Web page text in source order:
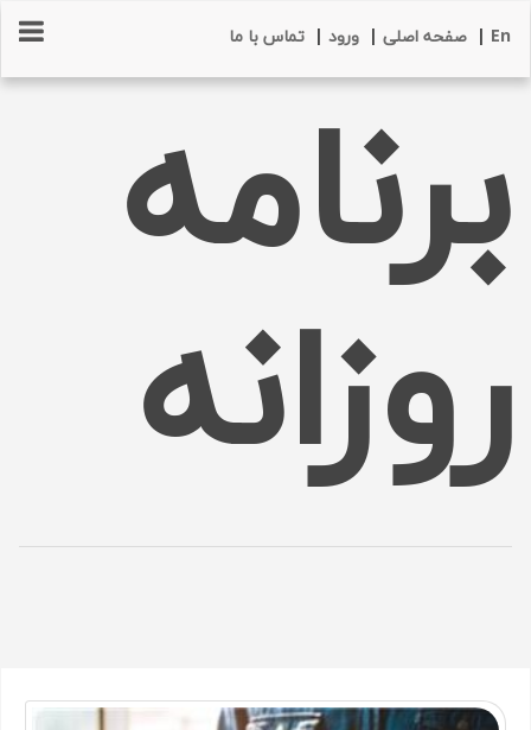
En صفحه اصلی ورود تماس با ما
برنامه
روزانه